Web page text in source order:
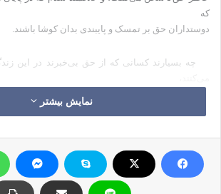
که
دوستداران حق بر تمسک و پایبندی بدان کوشا باشند.
چه بسیارند کسانی که از حق بی‌خبرند در این
و آنان که غریب مانده‌اند چقدر محتاجند به کسی که
جوانی که در میان هم‌سن و سالان شهوترانش
نمازگزاری که
میان اشخاص غافل از نماز و از جماعت به سر می‌برد،
نمایش بیشتر